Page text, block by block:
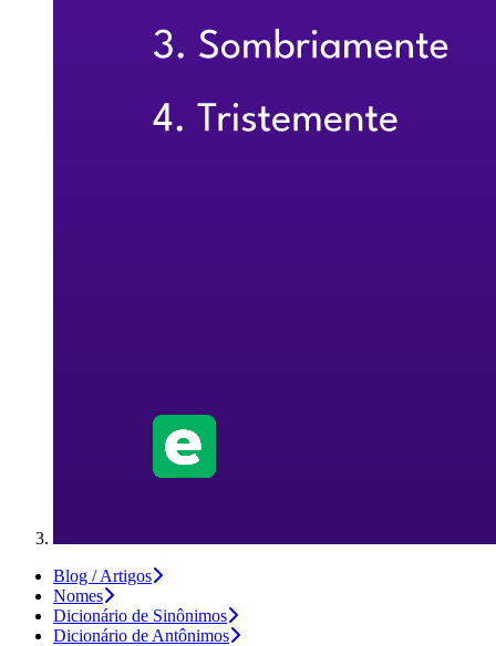
Blog / Artigos
Nomes
Dicionário de Sinônimos
Dicionário de Antônimos